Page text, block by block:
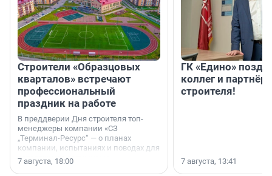
Строители «Образцовых
кварталов» встречают
профессиональный
праздник на работе
В преддверии Дня строителя топ-
менеджеры компании «СЗ
„Терминал-Ресурс“ — о планах
компании, испытаниях и поводах для
осторожного оптимизма.
7 августа, 18:00
ГК «Едино»
коллег и
строителя!
7 августа, 13:41